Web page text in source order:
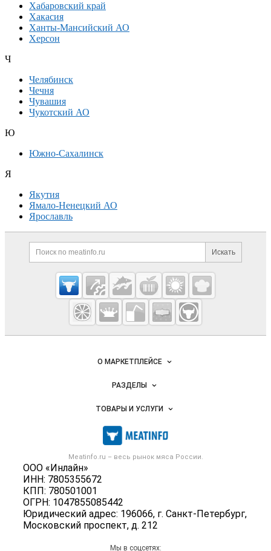
Хабаровский край
Хакасия
Ханты-Мансийский АО
Херсон
Ч
Челябинск
Чечня
Чувашия
Чукотский АО
Ю
Южно-Сахалинск
Я
Якутия
Ямало-Ненецкий АО
Ярославль
Дополнительная информация
Поиск по сайту и
Искать
Cсылки на полезные проекты
Meatinfo.ru —
мясо и
мясопродукты
Важные разделы и контакты
Meatinfo.ru – весь рынок мяса России.
ООО «Инлайн»
ИНН: 7805355672
КПП: 780501001
ОГРН: 1047855085442
Юридический адрес: 196066, г. Санкт-Петербург,
Московский проспект, д. 212
Навигация по сайтуО МАРКЕТПЛЕЙСЕ
Новости Meatinfo.ru
Размещение рекламы
Публичная оферта
Контактная информация
Политика обработки персональных данных
РАЗДЕЛЫ
Объявления
Новости рынка
Мониторинг
Вакансии
ТОВАРЫ И УСЛУГИ
Мясо, мясопродукты
Скот в живом весе
Колбасы, сосиски, деликатесы
Мясные полуфабрикаты
Мясные снеки
Яйца
Мы в соцсетях: